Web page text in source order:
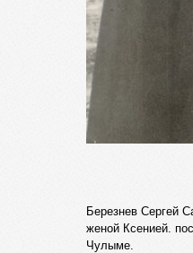
Березнев Сергей
женой Ксенией.
Чулыме.